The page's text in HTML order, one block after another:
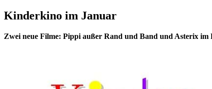
Kinderkino im Januar
Zwei neue Filme: Pippi außer Rand und Band und Asterix